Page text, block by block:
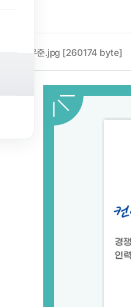
려상_정우준.jpg [260174 byte]